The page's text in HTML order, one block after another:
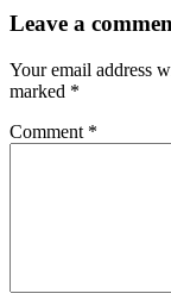
Leave a
Your email address
marked *
Comment *